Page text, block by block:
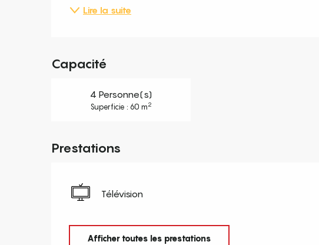
Lire la suite
Capacité
4 Personne(s)
Superficie : 60 m2
Prestations
Télévision
Afficher toutes les prestations